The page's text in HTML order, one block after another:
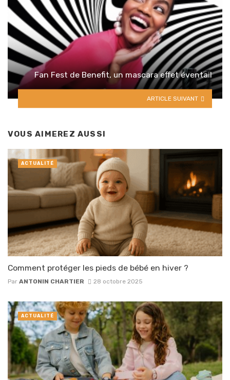
Fan Fest de Benefit, un mascara effet éventail
ARTICLE SUIVANT
VOUS AIMEREZ AUSSI
Comment protéger les pieds de bébé en hiver ?
Par ANTONIN CHARTIER 28 octobre 2025
ACTUALITÉ
ACTUALITÉ